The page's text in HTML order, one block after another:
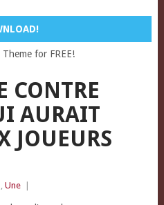
for FREE!
CONTRE
AURAIT
JOUEURS
, Une